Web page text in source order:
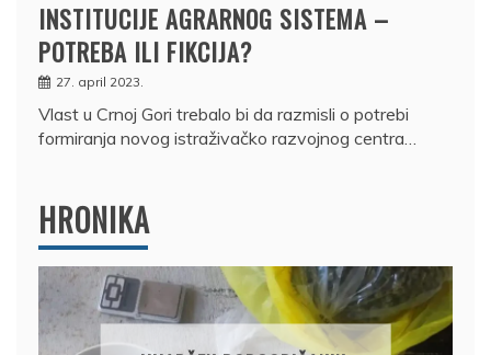
INSTITUCIJE AGRARNOG SISTEMA –
POTREBA ILI FIKCIJA?
27. april 2023.
Vlast u Crnoj Gori trebalo bi da razmisli o potrebi
formiranja novog istraživačko razvojnog centra…
HRONIKA
DRŽAVLJANIN RUSIJE